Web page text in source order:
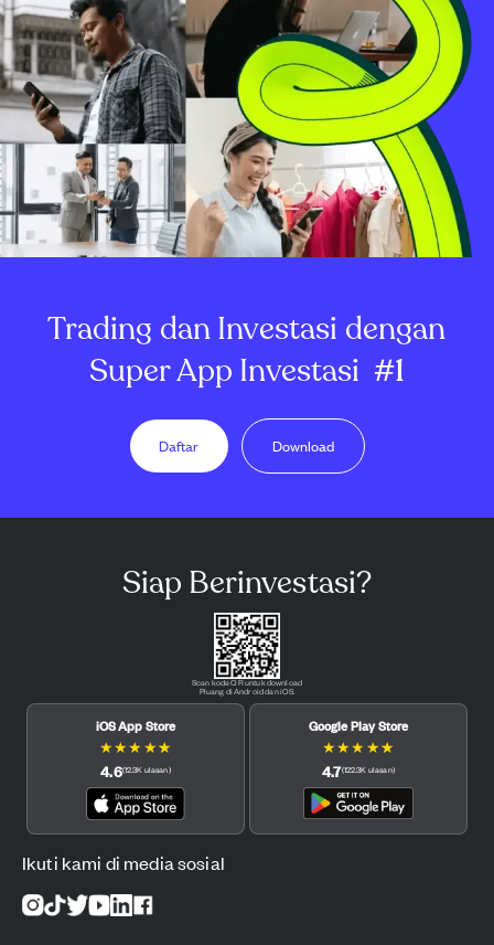
Trading dan Investasi dengan
Super App Investasi #1
Daftar Download
Siap Berinvestasi?
Scan kode QR untuk download
Pluang di Android dan iOS.
iOS App Store
★★★ ★★
4.6(12.3K ulasan)
Google Play Store
★★★ ★★
4.7(122.3K ulasan)
Ikuti kami di media sosial